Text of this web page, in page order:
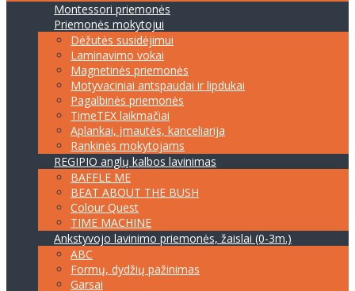
Montessori priemonės
Priemonės mokytojui
Dėžutės susidėjimui
Laminavimo vokai
Magnetinės priemonės
Motyvaciniai antspaudai ir lipdukai
Pagalbinės priemonės
TimeTEX laikmačiai
Aplankai, įmautės, kanceliarija
Rankinės mokytojams
REGIPIO anglų kalbos lavinimas
BAFFLE ME
BEAT ABOUT THE BUSH
Colour Quest
TIME MACHINE
Ankstyvojo lavinimo priemonės, žaislai (0-3m.)
ABC
Formų, dydžių pažinimas
Garsai